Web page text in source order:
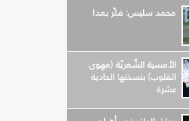
محمد سليس: فكّر بعد!
الأمسية الشّعريّة (مهوى
القلوب) بنسختها الحادية
عشرة